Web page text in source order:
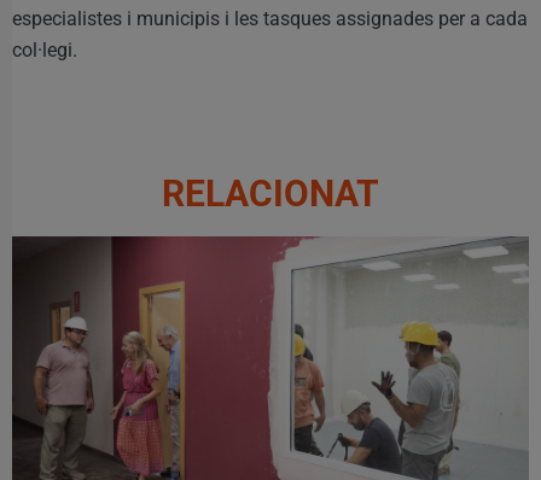
especialistes i municipis i les tasques assignades per a cada
col·legi.
RELACIONAT